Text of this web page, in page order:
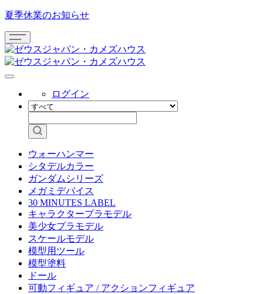
夏季休業のお知らせ
ログイン
ウォーハンマー
シタデルカラー
ガンダムシリーズ
メガミデバイス
30 MINUTES LABEL
キャラクタープラモデル
美少女プラモデル
スケールモデル
模型用ツール
模型塗料
ドール
可動フィギュア / アクションフィギュア